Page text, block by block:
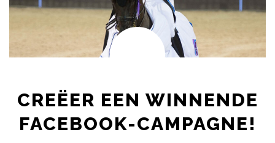
CREËER EEN WINNENDE
FACEBOOK-CAMPAGNE!